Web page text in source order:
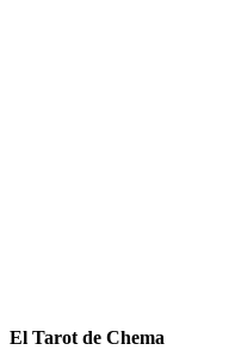
El Tarot de Chema